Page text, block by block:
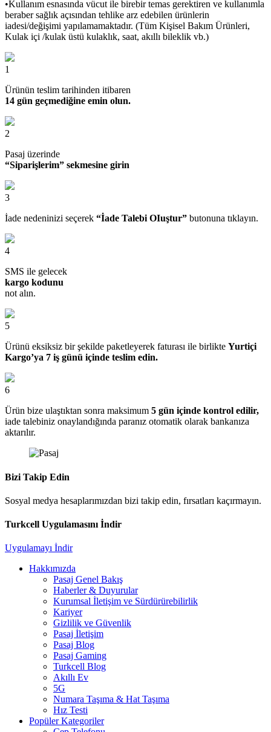
•Kullanım esnasında vücut ile birebir temas gerektiren ve kullanımla
beraber sağlık açısından tehlike arz edebilen ürünlerin
iadesi/değişimi yapılamamaktadır. (Tüm Kişisel Bakım Ürünleri,
Kulak içi /kulak üstü kulaklık, saat, akıllı bileklik vb.)
1
Ürünün teslim tarihinden itibaren
14 gün geçmediğine emin olun.
2
Pasaj üzerinde
“Siparişlerim” sekmesine girin
3
İade nedeninizi seçerek “İade Talebi OIuştur” butonuna tıklayın.
4
SMS ile gelecek
kargo kodunu
not alın.
5
Ürünü eksiksiz bir şekilde paketleyerek faturası ile birlikte Yurtiçi
Kargo’ya 7 iş günü içinde teslim edin.
6
Ürün bize ulaştıktan sonra maksimum 5 gün içinde kontrol edilir,
iade talebiniz onaylandığında paranız otomatik olarak bankanıza
aktarılır.
Bizi Takip Edin
Sosyal medya hesaplarımızdan bizi takip edin, fırsatları kaçırmayın.
Turkcell Uygulamasını İndir
Uygulamayı İndir
Hakkımızda
Pasaj Genel Bakış
Haberler & Duyurular
Kurumsal İletişim ve Sürdürürebilirlik
Kariyer
Gizlilik ve Güvenlik
Pasaj İletişim
Pasaj Blog
Pasaj Gaming
Turkcell Blog
Akıllı Ev
5G
Numara Taşıma & Hat Taşıma
Hız Testi
Popüler Kategoriler